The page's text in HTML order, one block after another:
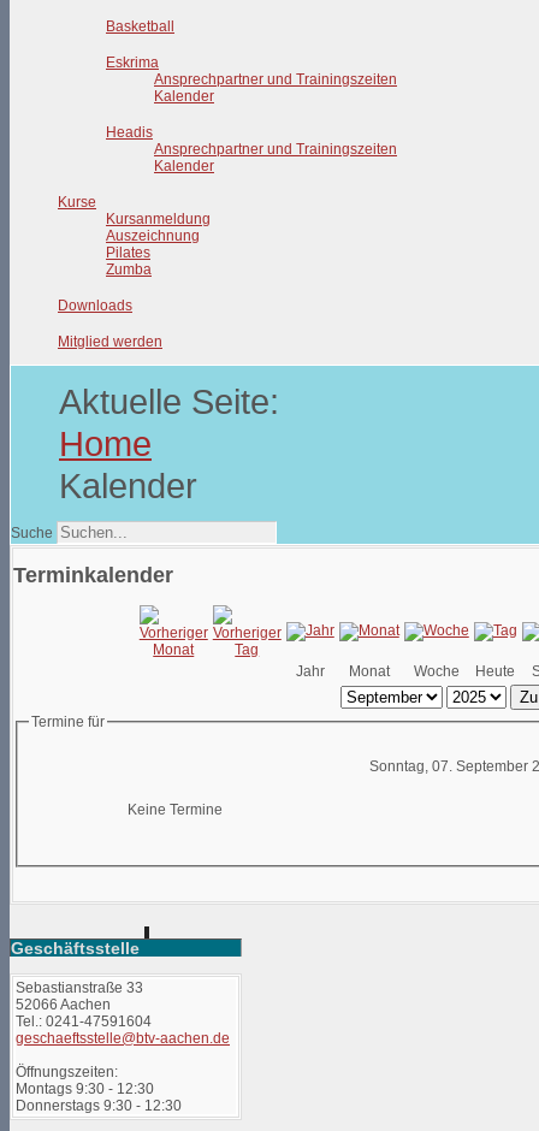
Basketball
Eskrima
Ansprechpartner und Trainingszeiten
Kalender
Headis
Ansprechpartner und Trainingszeiten
Kalender
Kurse
Kursanmeldung
Auszeichnung
Pilates
Zumba
Downloads
Mitglied werden
Aktuelle Seite:
Home
Kalender
Suche
Terminkalender
Jahr Monat Woche Heute
Termine für
Sonntag, 07. September
Keine Termine
Geschäftsstelle
Sebastianstraße 33
52066 Aachen
Tel.: 0241-47591604
geschaeftsstelle@btv-aachen.de
Öffnungszeiten:
Montags 9:30 - 12:30
Donnerstags 9:30 - 12:30